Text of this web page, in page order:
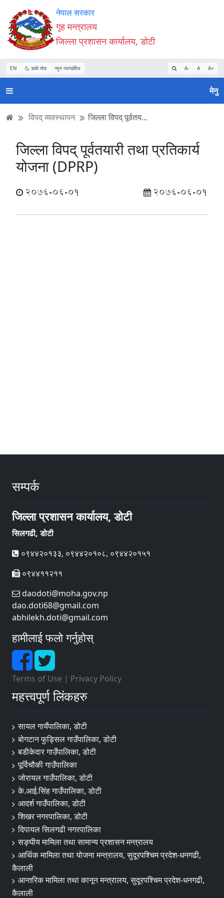
Accessibility
Mode
सुरु
गर्नुहोस्
सामाग्री
पढ्नुहाेस्
नेभिगेसन
पढ्नुहाेस्
वेबसाइट
खोजमा
जानुहोस्
नेपाल सरकार
गृह मन्त्रालय
जिल्ला प्रशासन कार्यालय, डोटी
EN डार्क मोड न्यून व्यान्डविथ A- A A+
मेनु
विपद् व्यवस्थापन जिल्ला विपद् पूर्वतय...
जिल्ला विपद् पूर्वतयारी तथा प्रतिकार्य
योजना (DPRP)
2076-06-01 2076-06-01
सम्पर्क
जिल्ला प्रशासन कार्यालय, डोटी
सिलगढी, डोटी
०९४४२०१३३, ०९४४२०१०८, ०९४४२०१५१
०९४४११२११
daodoti@moha.gov.np
dao.doti68@gmail.com
abhilekh.doti@gmail.com
हामीलाई फलो गर्नुहोस्
Terms of Use | Privacy Policy
महत्त्वपूर्ण लिंकहरु
सायल गायँपालिका, डोटी
बोगटान फुड्सिल गाउँपालिका, डोटी
बडीकेदार गाउँपालिका, डोटी
पूर्विचौकी गाउँपालिका
जोरायल गाउँपालिका, डोटी
के.आई.सिंह गाउँपालिका, डोटी
आदर्श गाउँपालिका, डोटी
शिखर नगरपालिका, डोटी
दिपायल सिलगढी नगरपालिका
सङ्‍घीय मामिला तथा सामान्य प्रशासन मन्त्रालय
आर्थिक मामिला तथा योजना मन्त्रालय, सुदूरपश्चिम प्रदेश-धनगढी,
कैलाली
आन्तरिक मामिला तथा कानून मन्त्रालय, सुदूरपश्चिम प्रदेश-धनगढी,
कैलाली